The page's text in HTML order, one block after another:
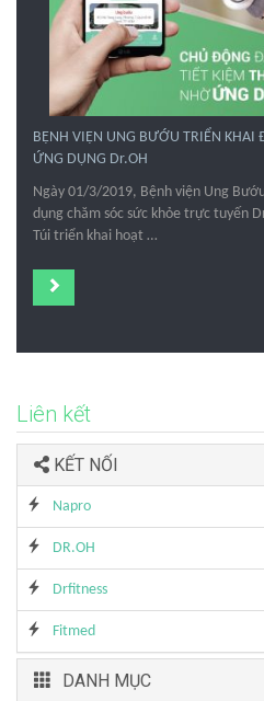
BỆNH VIỆN UNG BƯỚU TRIỂN KHAI
ỨNG DỤNG Dr.OH
Ngày 01/3/2019, Bệnh viện Ung
dụng chăm sóc sức khỏe trực tuyến
Túi triển khai hoạt …
Liên kết
KẾT NỐI
Napro
DR.OH
Drfitness
Fitmed
DANH MỤC